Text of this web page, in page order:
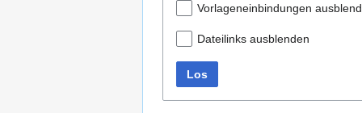
Vorlageneinbindungen
Dateilinks ausblenden
Los